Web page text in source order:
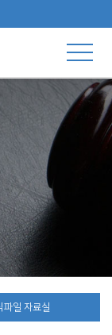
파일 자료실